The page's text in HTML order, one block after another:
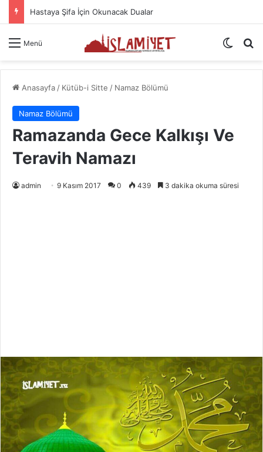
Uyku Duası – Uyuyabilmek İçin Okunacak Dualar
Menü Dış
Anasayfa/ Kütüb-i Sitte / Namaz Bölümü
Namaz Bölümü
Ramazanda Gece Kalkışı Ve
Teravih Namazı
admin 9 Kasım 2017 0 439 3 dakika okuma süresi